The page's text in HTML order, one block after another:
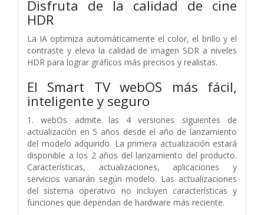
Disfruta de la calidad de cine
HDR
La IA optimiza automáticamente el color, el brillo y el
contraste y eleva la calidad de imagen SDR a niveles
HDR para lograr gráficos más precisos y realistas.
El Smart TV webOS más fácil,
inteligente y seguro
1. webOs admite las 4 versiones siguientes de
actualización en 5 años desde el año de lanzamiento
del modelo adquirido. La primera actualización estará
disponible a los 2 años del lanzamiento del producto.
Características, actualizaciones, aplicaciones y
servicios variarán según modelo. Las actualizaciones
del sistema operativo no incluyen características y
funciones que dependan de hardware más reciente.